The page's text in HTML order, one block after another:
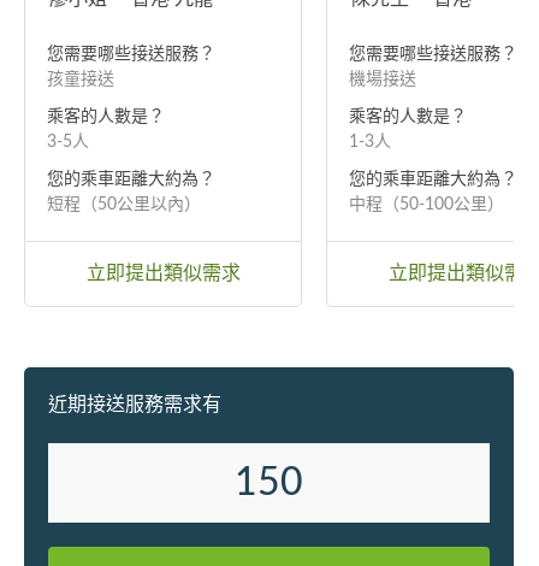
您需要哪些接送服務？
孩童接送
乘客的人數是？
3-5人
您的乘車距離大約為？
短程（50公里以內）
立即提出類似需求
您需要哪些接送服務？
機場接送
乘客的人數是？
1-3人
您的乘車距離大約為？
中程（50-100公里）
立即提出類似需
近期接送服務需求有
150